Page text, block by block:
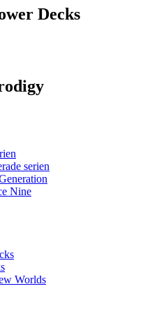
Decks
serien
Nine
Worlds